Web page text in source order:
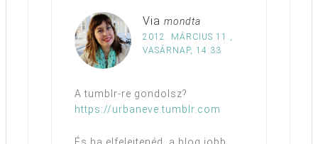
Via mondta
2012. MÁRCIUS 11.,
VASÁRNAP, 14:33
A tumblr-re gondolsz?
https://urbaneve.tumblr.com